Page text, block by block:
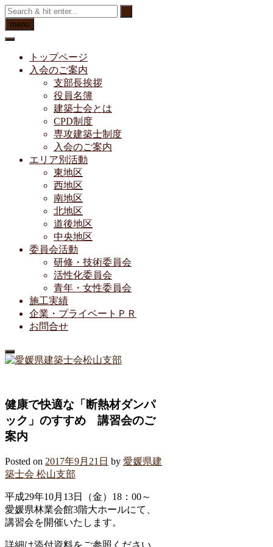
Skip
to
content
menu
トップページ
入会のご案内
支部長挨拶
役員名簿
建築士会とは
CPD制度
専攻建築士制度
入会のご案内
エリア別活動
東地区
西地区
南地区
北地区
道後地区
中央地区
委員会活動
研修・技術委員会
活性化委員会
青年・女性委員会
施工実績
企業・プライベートＰＲ
お問合せ
健康で快適な「断熱材ダンパ
ック」のすすめ 講習会のご
案内
Posted on 2017年9月21日 by 愛媛県建
築士会 松山支部
平成29年10月13日（金）18：00～
愛媛県林業会館3階大ホールにて、
講習会を開催いたします。